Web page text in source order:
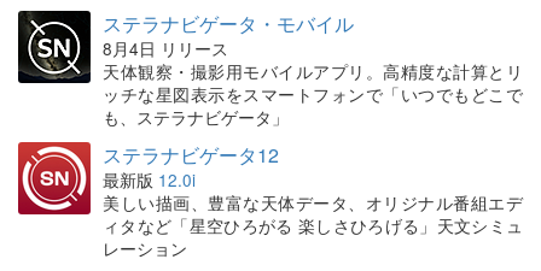
ステラナビゲータ・モバイル
8月4日 リリース
天体観察・撮影用モバイルアプリ。高精度な計算とリ
ッチな星図表示をスマートフォンで「いつでもどこで
も、ステラナビゲータ」
ステラナビゲータ12
最新版 12.0i
美しい描画、豊富な天体データ、オリジナル番組エデ
ィタなど「星空ひろがる 楽しさひろげる」天文シミュ
レーション